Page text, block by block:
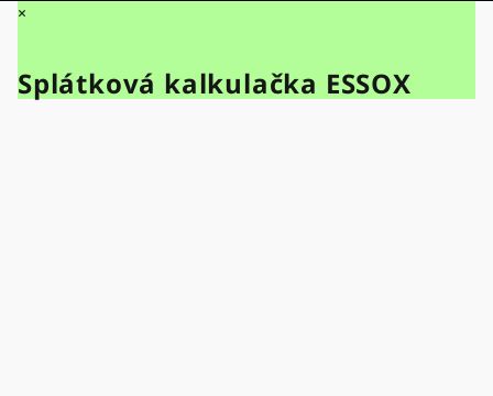
×
Splátková kalkulačka ESSOX